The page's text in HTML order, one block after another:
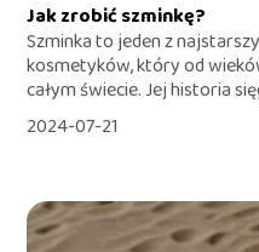
Jak zrobić szminkę?
Szminka to jeden z
kosmetyków, który od
całym świecie. Jej historia
2024-07-21